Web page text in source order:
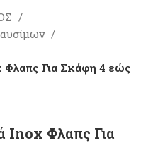
Για Σκάφη 4 εώς
Φλαπς Για